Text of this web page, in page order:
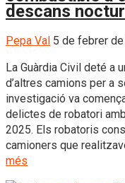
descans
Pepa Val 5 de febrer
La Guàrdia Civil deté a
d’altres camions per a
investigació va
delictes de robatori
2025. Els robatoris
camioners que
més